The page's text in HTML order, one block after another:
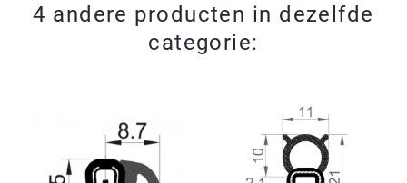
4 andere producten in dezelfde
categorie: